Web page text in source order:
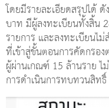
โดยมีรายละเอียดสรุปได้
บาท มีผู้ลงทะเบียนทั้งสิ้น
รายการ และลงทะเบียนไ
ที่เข้าสู่ขั้นตอนการคัดกรอ
ผู้ผ่านเกณฑ์ 15 ล้านราย ไ
การดำเนินการทบทวนสิท